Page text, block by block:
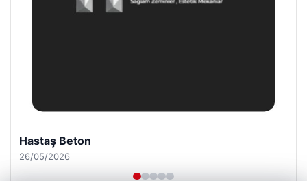
Prenses Night Club
29/04/2026